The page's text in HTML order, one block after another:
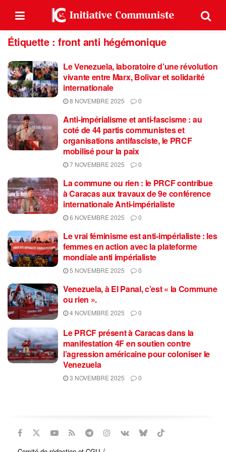
Étiquette :front anti hégémonique
Le Venezuela, laboratoire d’une révolution
vivante entre Marx, Bolivar et solidarité
internationale
8 NOVEMBRE 2025 0
Anti-impérialisme et anti-fascisme : au
coté de 44 partis communistes et
organisations antifasciste, le PRCF
mobilisé pour la paix
7 NOVEMBRE 2025 0
La commune ou rien : le PRCF contribue
à Caracas aux travaux de 9e conférence
internationale Anti-impérialiste
6 NOVEMBRE 2025 0
Le vrai féminisme est anti-impérialiste : les
femmes en action avec la plateforme
mondiale anti impérialiste
5 NOVEMBRE 2025 0
Venezuela, à El Panal, c’est « la Commune
ou rien ».
4 NOVEMBRE 2025 0
Le PRCF présent à Caracas dans la
manifestation 4F en soutien contre
l’agression américaine pour coloniser le
Venezuela
3 NOVEMBRE 2025 0